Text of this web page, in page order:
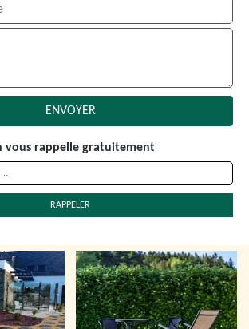
vous rappelle gratuitement